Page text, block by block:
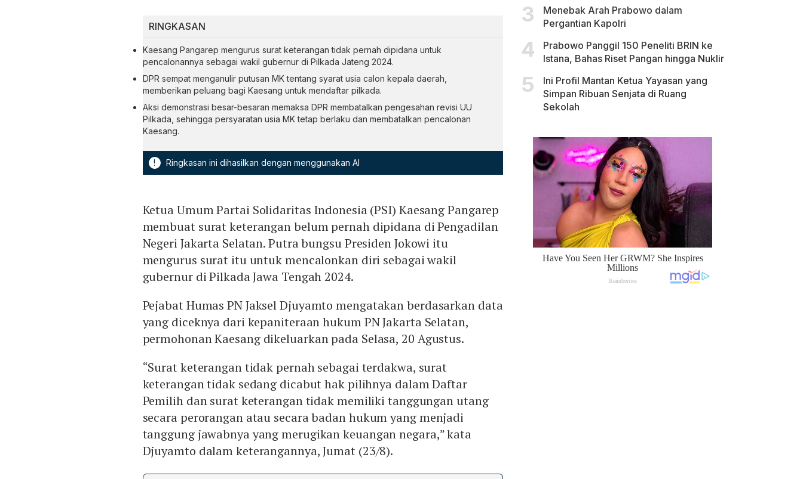
RINGKASAN
Kaesang Pangarep mengurus surat keterangan tidak pernah dipidana untuk
pencalonannya sebagai wakil gubernur di Pilkada Jateng 2024.
DPR sempat menganulir putusan MK tentang syarat usia calon kepala daerah,
memberikan peluang bagi Kaesang untuk mendaftar pilkada.
Aksi demonstrasi besar-besaran memaksa DPR membatalkan pengesahan revisi UU
Pilkada, sehingga persyaratan usia MK tetap berlaku dan membatalkan pencalonan
Kaesang.
! Ringkasan ini dihasilkan dengan menggunakan AI
Ketua Umum Partai Solidaritas Indonesia (PSI) Kaesang Pangarep
membuat surat keterangan belum pernah dipidana di Pengadilan
Negeri Jakarta Selatan. Putra bungsu Presiden Jokowi itu
mengurus surat itu untuk mencalonkan diri sebagai wakil
gubernur di Pilkada Jawa Tengah 2024.
Pejabat Humas PN Jaksel Djuyamto mengatakan berdasarkan data
yang diceknya dari kepaniteraan hukum PN Jakarta Selatan,
permohonan Kaesang dikeluarkan pada Selasa, 20 Agustus.
“Surat keterangan tidak pernah sebagai terdakwa, surat
keterangan tidak sedang dicabut hak pilihnya dalam Daftar
Pemilih dan surat keterangan tidak memiliki tanggungan utang
secara perorangan atau secara badan hukum yang menjadi
tanggung jawabnya yang merugikan keuangan negara,” kata
Djuyamto dalam keterangannya, Jumat (23/8).
Menebak Arah Prabowo dalam
Pergantian Kapolri
Prabowo Panggil 150 Peneliti BRIN ke
Istana, Bahas Riset Pangan hingga Nuklir
Ini Profil Mantan Ketua Yayasan yang
Simpan Ribuan Senjata di Ruang
Sekolah